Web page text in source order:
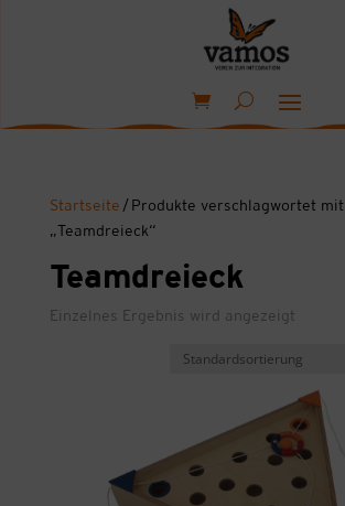
Startseite / Produkte verschlagwortet mit
„Teamdreieck“
Teamdreieck
Einzelnes Ergebnis wird angezeigt